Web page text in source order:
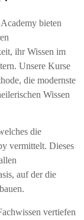
bieten
ihr Wissen im
Unsere Kurse
die modernste
Wissen
die
vermittelt. Dieses
auf der die
vertiefen